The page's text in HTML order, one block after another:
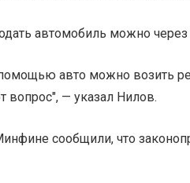
автомобиль можно через
авто можно возить
вопрос", — указал Нилов.
сообщили, что